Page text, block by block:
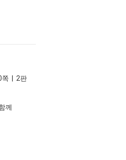
쪽 | 2판
께